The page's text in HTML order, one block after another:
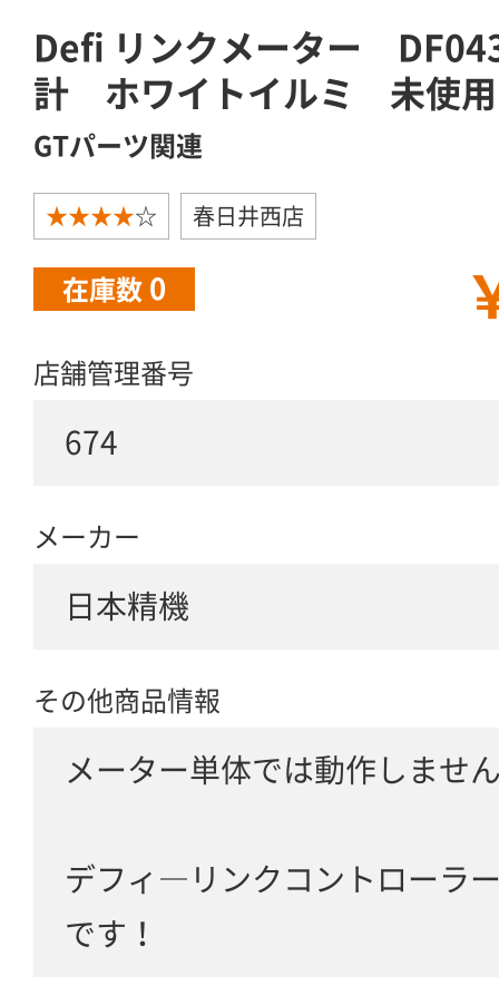
Defi リンクメーター
計 ホワイトイルミ 未使
GTパーツ関連
★★★★☆ 春日井西店
在庫数 0
店舗管理番号
674
メーカー
日本精機
その他商品情報
メーター単体では動作しませ
デフィ―リンクコントローラ
です！